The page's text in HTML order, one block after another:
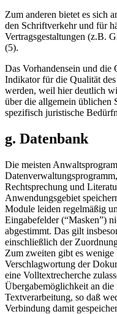
Zum anderen bietet es sich
den Schriftverkehr und für
Vertragsgestaltungen (z.B.
(5).
Das Vorhandensein und die
Indikator für die Qualität des
werden, weil hier deutlich
über die allgemein üblichen
spezifisch juristische
g. Datenbank
Die meisten
Rechtsprechung und
Anwendungsgebiet
Module leiden regelmäßig
Eingabefelder (“Masken”)
abgestimmt. Das gilt
einschließlich der
Zum zweiten gibt es
Verschlagwortung der
eine Volltextrecherche
Übergabemöglichkeit an
Textverarbeitung, so daß
Verbindung damit